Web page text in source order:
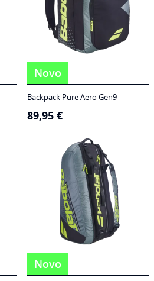
Novo
Backpack Pure Aero Gen9
89,95 €
Novo